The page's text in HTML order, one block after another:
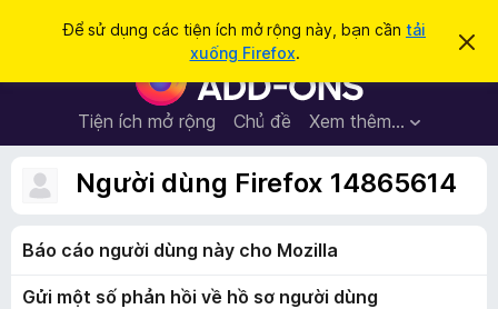
Để sử dụng các tiện ích mở rộng này, bạn cần tải
xuống Firefox.
B
h
T
i
ệ
n
í
c
t
Tiện ích mở rộng Chủ đề Xem thêm…
Đăng nhập
m
Người dùng Firefox 14865614
Báo cáo người dùng này cho Mozilla
Gửi một số phản hồi về hồ sơ người dùng